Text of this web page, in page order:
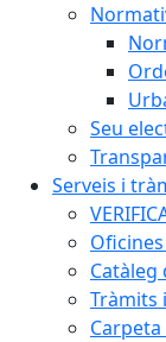
Seu
Serveis i
Catàleg
Tràmits